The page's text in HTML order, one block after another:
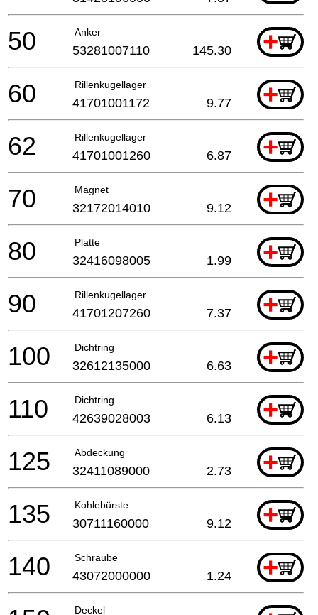
Anker +
50 53281007110 145.30
Rillenkugellager +
60 41701001172 9.77
Rillenkugellager +
62 41701001260 6.87
Magnet +
70 32172014010 9.12
Platte +
80 32416098005 1.99
Rillenkugellager +
90 41701207260 7.37
Dichtring +
100 32612135000 6.63
Dichtring +
110 42639028003 6.13
Abdeckung +
125 32411089000 2.73
Kohlebürste +
135 30711160000 9.12
Schraube +
140 43072000000 1.24
Deckel